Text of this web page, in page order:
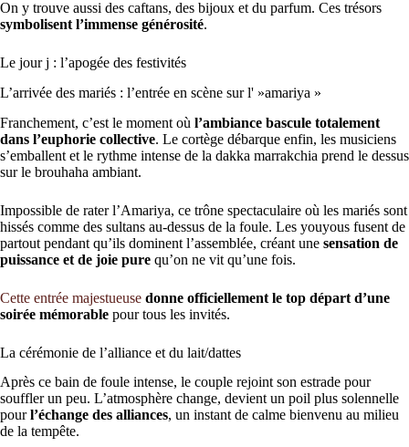
On y trouve aussi des caftans, des bijoux et du parfum. Ces trésors
symbolisent l’immense générosité.
Le jour j : l’apogée des festivités
L’arrivée des mariés : l’entrée en scène sur l' »amariya »
Franchement, c’est le moment où l’ambiance bascule totalement
dans l’euphorie collective. Le cortège débarque enfin, les musiciens
s’emballent et le rythme intense de la dakka marrakchia prend le dessus
sur le brouhaha ambiant.
Impossible de rater l’Amariya, ce trône spectaculaire où les mariés sont
hissés comme des sultans au-dessus de la foule. Les youyous fusent de
partout pendant qu’ils dominent l’assemblée, créant une sensation de
puissance et de joie pure qu’on ne vit qu’une fois.
Cette entrée majestueuse donne officiellement le top départ d’une
soirée mémorable pour tous les invités.
La cérémonie de l’alliance et du lait/dattes
Après ce bain de foule intense, le couple rejoint son estrade pour
souffler un peu. L’atmosphère change, devient un poil plus solennelle
pourl’échange des alliances, un instant de calme bienvenu au milieu
de la tempête.